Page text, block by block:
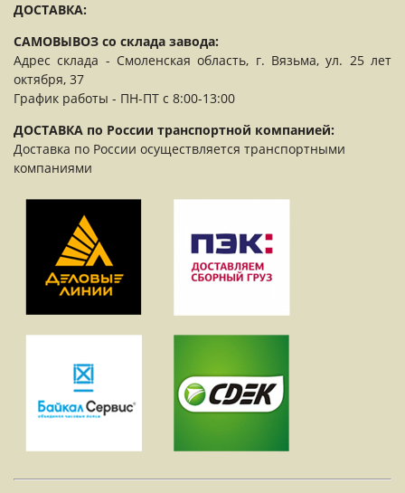
ДОСТАВКА:
САМОВЫВОЗ со склада завода:
Адрес склада - Смоленская область, г. Вязьма, ул. 25 лет
октября, 37
График работы - ПН-ПТ с 8:00-13:00
ДОСТАВКА по России транспортной компанией:
Доставка по России осуществляется транспортными
компаниями